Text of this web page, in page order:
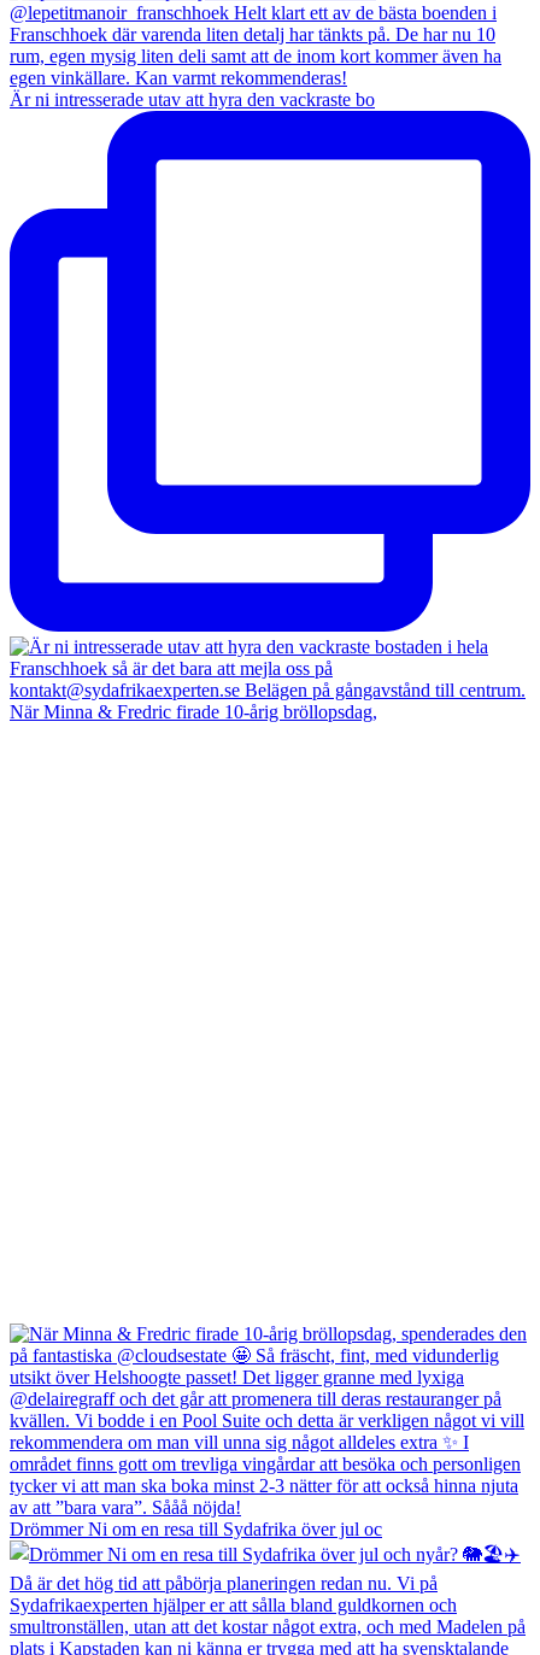
Är ni intresserade utav att hyra den vackraste bo
När Minna & Fredric firade 10-årig bröllopsdag,
Drömmer Ni om en resa till Sydafrika över jul oc